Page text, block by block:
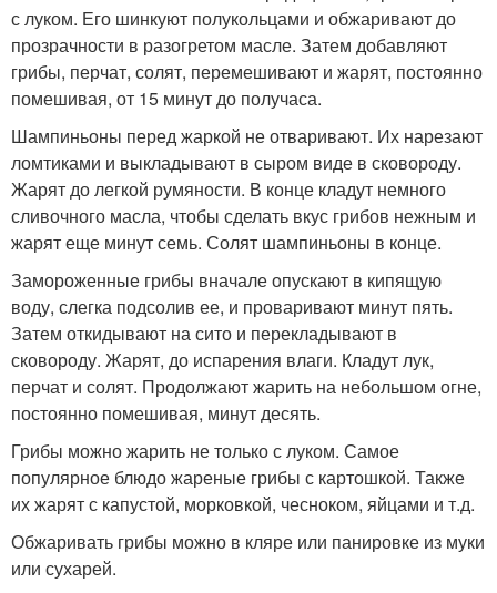
с луком. Его шинкуют полукольцами и обжаривают до
прозрачности в разогретом масле. Затем добавляют
грибы, перчат, солят, перемешивают и жарят, постоянно
помешивая, от 15 минут до получаса.
Шампиньоны перед жаркой не отваривают. Их нарезают
ломтиками и выкладывают в сыром виде в сковороду.
Жарят до легкой румяности. В конце кладут немного
сливочного масла, чтобы сделать вкус грибов нежным и
жарят еще минут семь. Солят шампиньоны в конце.
Замороженные грибы вначале опускают в кипящую
воду, слегка подсолив ее, и проваривают минут пять.
Затем откидывают на сито и перекладывают в
сковороду. Жарят, до испарения влаги. Кладут лук,
перчат и солят. Продолжают жарить на небольшом огне,
постоянно помешивая, минут десять.
Грибы можно жарить не только с луком. Самое
популярное блюдо жареные грибы с картошкой. Также
их жарят с капустой, морковкой, чесноком, яйцами и т.д.
Обжаривать грибы можно в кляре или панировке из муки
или сухарей.